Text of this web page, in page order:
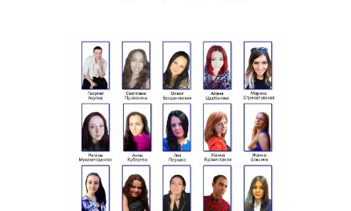
рекламы у метро Павелецкая в кратчайшие сроки и